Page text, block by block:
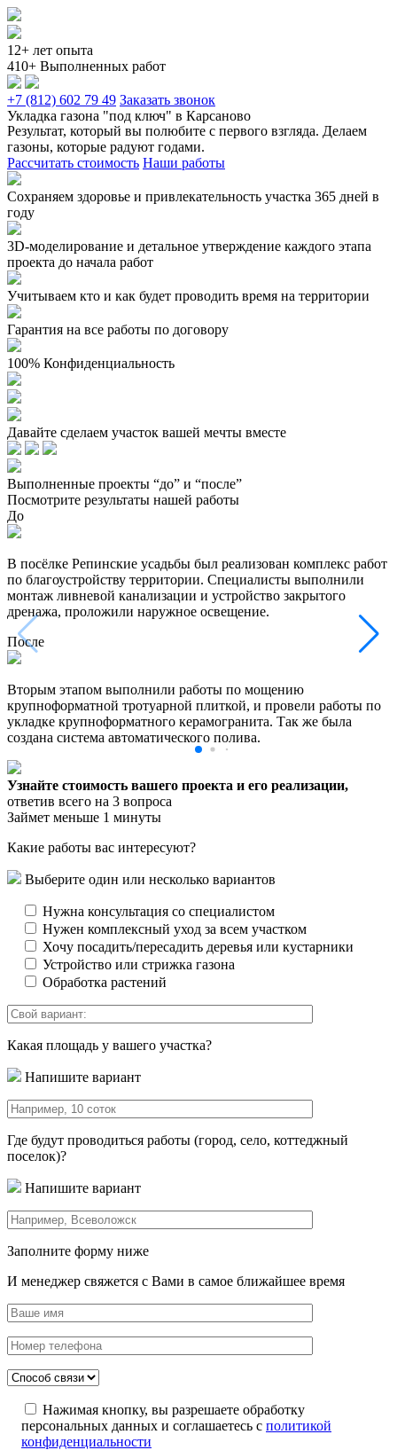
12+ лет опыта
410+ Выполненных работ
+7 (812) 602 79 49 Заказать звонок
Укладка газона "под ключ" в Карсаново
Результат, который вы полюбите с первого взгляда. Делаем
газоны, которые радуют годами.
Рассчитать стоимость Наши работы
Сохраняем здоровье и привлекательность участка 365 дней в
году
3D-моделирование и детальное утверждение каждого этапа
проекта до начала работ
Учитываем кто и как будет проводить время на территории
Гарантия на все работы по договору
100% Конфиденциальность
Давайте сделаем участок вашей мечты вместе
Выполненные проекты “до” и “после”
Посмотрите результаты нашей работы
До
В посёлке Репинские усадьбы был реализован комплекс работ
по благоустройству территории. Специалисты выполнили
монтаж ливневой канализации и устройство закрытого
дренажа, проложили наружное освещение.
После
Вторым этапом выполнили работы по мощению
крупноформатной тротуарной плиткой, и провели работы по
укладке крупноформатного керамогранита. Так же была
создана система автоматического полива.
Узнайте стоимость вашего проекта и его реализации,
ответив всего на 3 вопроса
Займет меньше 1 минуты
Какие работы вас интересуют?
Выберите один или несколько вариантов
Нужна консультация со специалистом
Нужен комплексный уход за всем участком
Хочу посадить/пересадить деревья или кустарники
Устройство или стрижка газона
Обработка растений
Какая площадь у вашего участка?
Напишите вариант
Где будут проводиться работы (город, село, коттеджный
поселок)?
Напишите вариант
Заполните форму ниже
И менеджер свяжется с Вами в самое ближайшее время
Нажимая кнопку, вы разрешаете обработку
персональных данных и соглашаетесь с политикой
конфиденциальности